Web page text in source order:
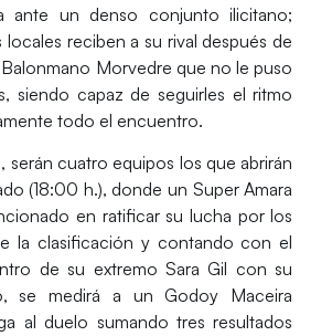
ante un denso conjunto ilicitano;
locales reciben a su rival después de
Morvedre que no le puso
siendo capaz de seguirles el ritmo
todo el encuentro.
serán cuatro equipos los que abrirán
(18:00 h.), donde un Super Amara
en ratificar su lucha por los
la clasificación y contando con el
de su extremo Sara Gil con su
se medirá a unGodoy Maceira
al duelo sumando tres resultados